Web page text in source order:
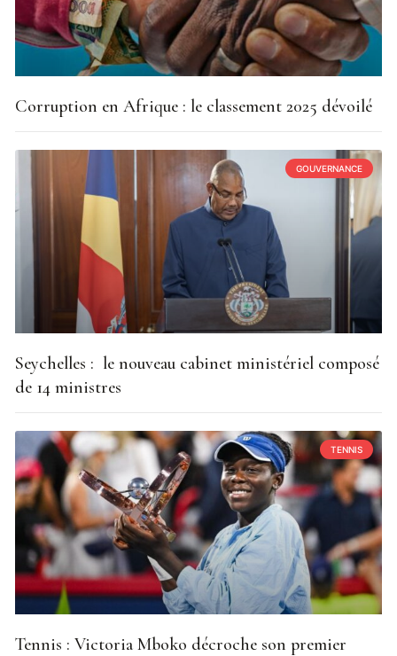
Corruption en Afrique : le classement 2025 dévoilé
GOUVERNANCE
Seychelles : le nouveau cabinet ministériel composé
de 14 ministres
TENNIS
Tennis : Victoria Mboko décroche son premier